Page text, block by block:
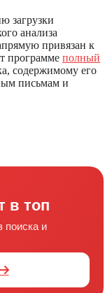
загрузки
анализа
привязан к
программе полный
содержимому его
письмам и
в топ
поиска и